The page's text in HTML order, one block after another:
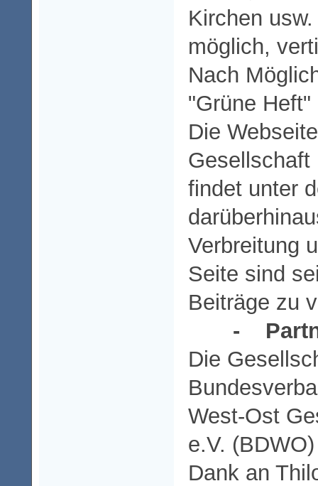
Kirchen
möglich,
Nach
"Grüne
Die
findet unter
Verbreitung
Seite sind
Beiträge zu
-
Die
West-Ost
e.V.
Dank an